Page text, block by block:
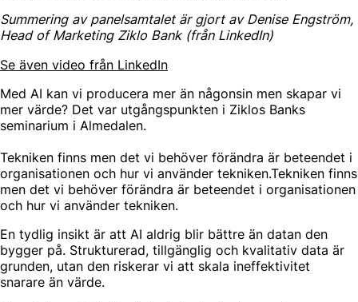
Summering av panelsamtalet är gjort av Denise Engström,
Head of Marketing Ziklo Bank (från LinkedIn)
Se även video från LinkedIn
Med AI kan vi producera mer än någonsin men skapar vi
mer värde? Det var utgångspunkten i Ziklos Banks
seminarium i Almedalen.
Tekniken finns men det vi behöver förändra är beteendet i
organisationen och hur vi använder tekniken.Tekniken finns
men det vi behöver förändra är beteendet i organisationen
och hur vi använder tekniken.
En tydlig insikt är att AI aldrig blir bättre än datan den
bygger på. Strukturerad, tillgänglig och kvalitativ data är
grunden, utan den riskerar vi att skala ineffektivitet
snarare än värde.